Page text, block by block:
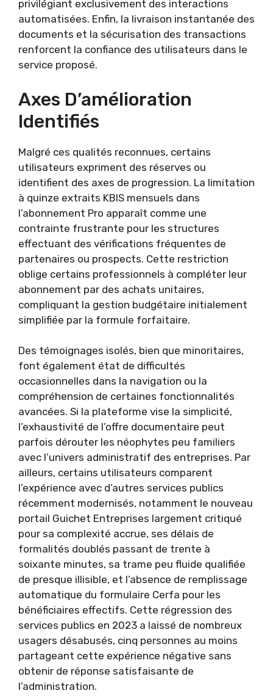
privilégiant exclusivement des interactions
automatisées. Enfin, la livraison instantanée des
documents et la sécurisation des transactions
renforcent la confiance des utilisateurs dans le
service proposé.
Axes D’amélioration
Identifiés
Malgré ces qualités reconnues, certains
utilisateurs expriment des réserves ou
identifient des axes de progression. La limitation
à quinze extraits KBIS mensuels dans
l’abonnement Pro apparaît comme une
contrainte frustrante pour les structures
effectuant des vérifications fréquentes de
partenaires ou prospects. Cette restriction
oblige certains professionnels à compléter leur
abonnement par des achats unitaires,
compliquant la gestion budgétaire initialement
simplifiée par la formule forfaitaire.
Des témoignages isolés, bien que minoritaires,
font également état de difficultés
occasionnelles dans la navigation ou la
compréhension de certaines fonctionnalités
avancées. Si la plateforme vise la simplicité,
l’exhaustivité de l’offre documentaire peut
parfois dérouter les néophytes peu familiers
avec l’univers administratif des entreprises. Par
ailleurs, certains utilisateurs comparent
l’expérience avec d’autres services publics
récemment modernisés, notamment le nouveau
portail Guichet Entreprises largement critiqué
pour sa complexité accrue, ses délais de
formalités doublés passant de trente à
soixante minutes, sa trame peu fluide qualifiée
de presque illisible, et l’absence de remplissage
automatique du formulaire Cerfa pour les
bénéficiaires effectifs. Cette régression des
services publics en 2023 a laissé de nombreux
usagers désabusés, cinq personnes au moins
partageant cette expérience négative sans
obtenir de réponse satisfaisante de
l’administration.